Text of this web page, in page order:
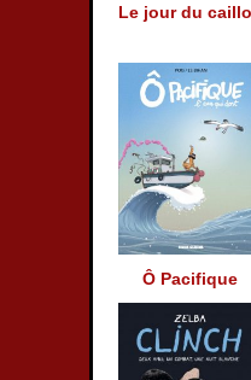
Le jour du
Ô Pacifique